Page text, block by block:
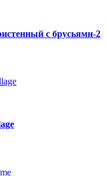
с брусьями-2